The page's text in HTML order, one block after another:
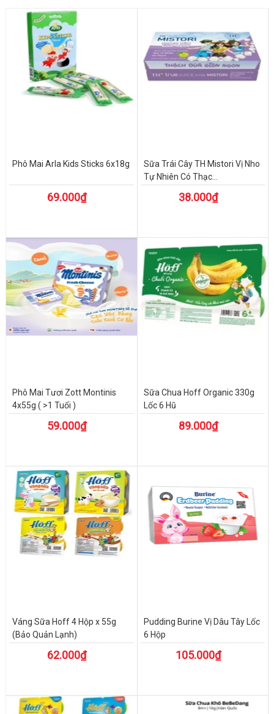
Phô Mai Arla Kids Sticks 6x18g
69.000₫
Sữa Trái Cây TH Mistori Vị Nho
Tự Nhiên Có Thạc...
38.000₫
Phô Mai Tươi Zott Montinis
4x55g ( >1 Tuổi )
59.000₫
Sữa Chua Hoff Organic 330g
Lốc 6 Hũ
89.000₫
Váng Sữa Hoff 4 Hộp x 55g
(Bảo Quản Lạnh)
62.000₫
Pudding Burine Vị Dâu Tây Lốc
6 Hộp
105.000₫